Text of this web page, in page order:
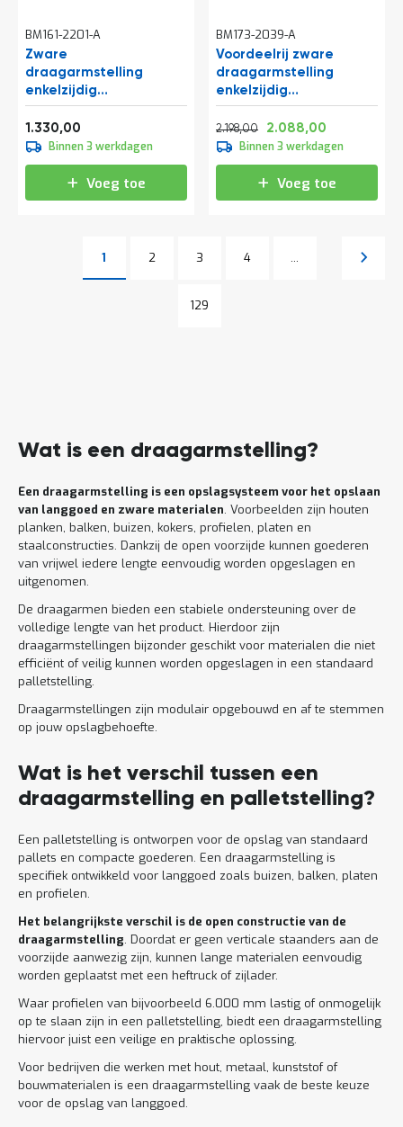
BM161-2201-A
Zware
draagarmstelling
enkelzijdig
4000x1200x1200mm
(hxbxd) 4 niveaus
beginsectie
Vanaf
1.330,00
Binnen 3 werkdagen
Voeg toe
BM173-2039-A
Voordeelrij zware
draagarmstelling
enkelzijdig
3000x4082x1000mm
(hxbxd) 2 niveaus
Normale prijs
2.198,00 2.659,58
Vanaf
2.088,00
Binnen 3 werkdagen
Voeg toe
U lees momenteel pagina
1 Pagina
2 Pagina
3 Pagina
4 ...
Pagina
129
Pagina
Wat is een draagarmstelling?
Een draagarmstelling is een opslagsysteem voor het opslaan
van langgoed en zware materialen. Voorbeelden zijn houten
planken, balken, buizen, kokers, profielen, platen en
staalconstructies. Dankzij de open voorzijde kunnen goederen
van vrijwel iedere lengte eenvoudig worden opgeslagen en
uitgenomen.
De draagarmen bieden een stabiele ondersteuning over de
volledige lengte van het product. Hierdoor zijn
draagarmstellingen bijzonder geschikt voor materialen die niet
efficiënt of veilig kunnen worden opgeslagen in een standaard
palletstelling.
Draagarmstellingen zijn modulair opgebouwd en af te stemmen
op jouw opslagbehoefte.
Wat is het verschil tussen een
draagarmstelling en palletstelling?
Een palletstelling is ontworpen voor de opslag van standaard
pallets en compacte goederen. Een draagarmstelling is
specifiek ontwikkeld voor langgoed zoals buizen, balken, platen
en profielen.
Het belangrijkste verschil is de open constructie van de
draagarmstelling. Doordat er geen verticale staanders aan de
voorzijde aanwezig zijn, kunnen lange materialen eenvoudig
worden geplaatst met een heftruck of zijlader.
Waar profielen van bijvoorbeeld 6.000 mm lastig of onmogelijk
op te slaan zijn in een palletstelling, biedt een draagarmstelling
hiervoor juist een veilige en praktische oplossing.
Voor bedrijven die werken met hout, metaal, kunststof of
bouwmaterialen is een draagarmstelling vaak de beste keuze
voor de opslag van langgoed.